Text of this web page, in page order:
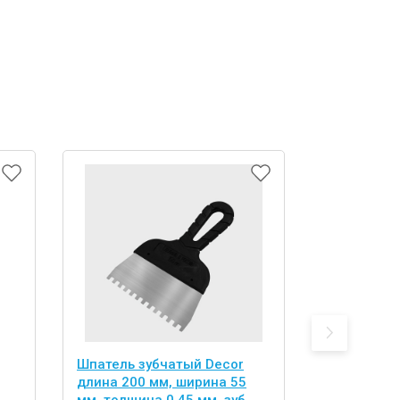
Шпатель зубчатый Decor
длина 200 мм, ширина 55